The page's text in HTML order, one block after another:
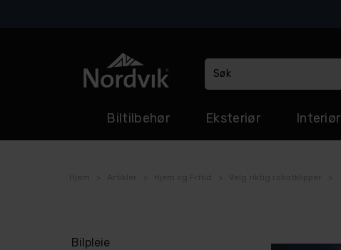
Biltilbehør Eksteriør Interiør
Bilpleie